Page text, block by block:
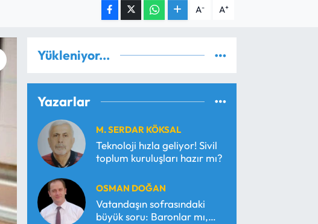
A- A+
Yükleniyor...
Yazarlar
M. SERDAR KÖKSAL
Teknoloji hızla geliyor! Sivil
toplum kuruluşları hazır mı?
OSMAN DOĞAN
Vatandaşın sofrasındaki
büyük soru: Baronlar mı,